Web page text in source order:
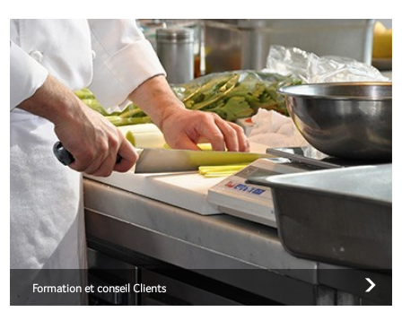
Formation et conseil Clients